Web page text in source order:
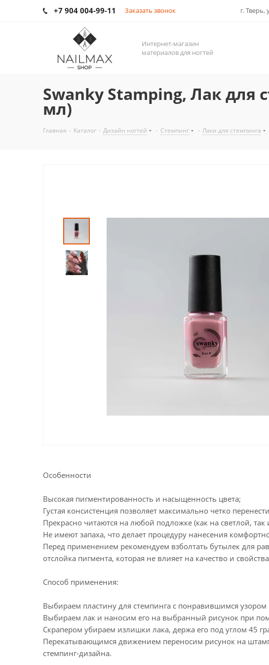
+7 904 004-99-11 Заказать звонок г. Тверь,
Интернет-магазин
материалов для ногтей
Swanky Stamping, Лак для
мл)
Главная - Каталог - Дизайн ногтей - Стемпинг - Лаки для стемпинга
Особенности
Высокая пигментированность и насыщенность цвета;
Густая консистенция позволяет максимально четко
Прекрасно читаются на любой подложке (как на светлой, так
Не имеют запаха, что делает процедуру нанесения
Перед применением рекомендуем взболтать бутылек для
отслойка пигмента, которая не влияет на качество и
Способ применения:
Выбираем пластину для стемпинга с понравившимся
Выбираем лак и наносим его на выбранный рисунок при
Скрапером убираем излишки лака, держа его под углом 45
Перекатывающимся движением переносим рисунок на
стемпинг-дизайна.